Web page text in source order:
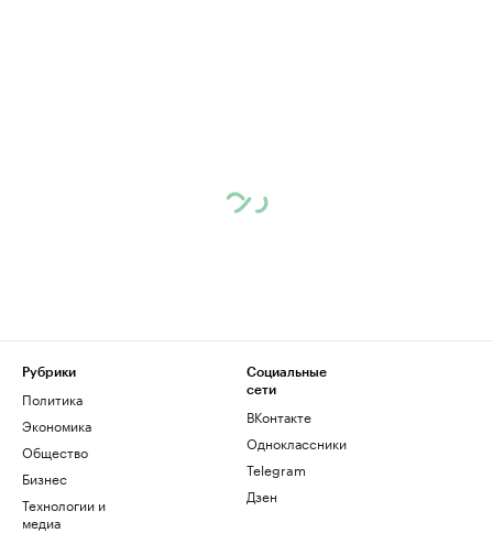
Рубрики
Политика
Экономика
Общество
Бизнес
Технологии и
медиа
Социальные
сети
ВКонтакте
Одноклассники
Telegram
Дзен